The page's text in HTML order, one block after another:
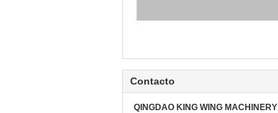
Contacto
QINGDAO KING WING MACHINERY